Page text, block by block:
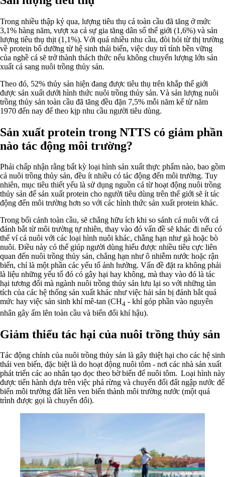
Trong nhiều thập kỷ qua, lượng tiêu thụ cá toàn cầu đã tăng ở mức
3,1% hàng năm, vượt xa cả sự gia tăng dân số thế giới (1,6%) và sản
lượng tiêu thụ thịt (1,1%). Với quá nhiều nhu cầu, đòi hỏi từ thị trường
về protein bổ dưỡng từ hệ sinh thái biển, việc duy trì tính bền vững
của nghề cá sẽ trở thành thách thức nếu không chuyển lượng lớn sản
xuất cá sang nuôi trồng thủy sản.
Theo đó, 52% thủy sản hiện đang được tiêu thụ trên khắp thế giới
được sản xuất dưới hình thức nuôi trồng thủy sản. Và sản lượng nuôi
trồng thủy sản toàn cầu đã tăng đều đặn 7,5% mỗi năm kể từ năm
1970 đến nay để theo kịp nhu cầu người tiêu dùng.
Sản xuất protein trong NTTS có giảm phần
nào tác động môi trường?
Phải chấp nhận rằng bất kỳ loại hình sản xuất thực phẩm nào, bao gồm
cả nuôi trồng thủy sản, đều ít nhiều có tác động đến môi trường. Tuy
nhiên, mục tiêu thiết yếu là sử dụng nguồn cá từ hoạt động nuôi trồng
thủy sản để sản xuất protein cho người tiêu dùng trên thế giới sẽ ít tác
động đến môi trường hơn so với các hình thức sản xuất protein khác.
Trong bối cảnh toàn cầu, sẽ chẳng hữu ích khi so sánh cá nuôi với cá
đánh bắt từ môi trường tự nhiên, thay vào đó vấn đề sẽ khác đi nếu có
thể ví cá nuôi với các loại hình nuôi khác, chằng hạn như gà hoặc bò
nuôi. Điều này có thể giúp người dùng hiểu được nhiều tiêu cực liên
quan đến nuôi trồng thủy sản, chẳng hạn như ô nhiễm nước hoặc rận
biển, chỉ là một phần các yếu tố ảnh hưởng. Vấn đề đặt ra không phải
là liệu những yếu tố đó có gây hại hay không, mà thay vào đó là tác
hại tương đối mà ngành nuôi trồng thủy sản lưu lại so với những tàn
tích của các hệ thống sản xuất khác như việc hải sản bị đánh bắt quá
mức hay việc sản sinh khí mê-tan (CH4 - khí góp phần vào nguyên
nhân gây ấm lên toàn cầu và biến đổi khí hậu).
Giảm thiểu tác hại của nuôi trồng thủy sản
Tác động chính của nuôi trồng thủy sản là gây thiệt hại cho các hệ sinh
thái ven biển, đặc biệt là do hoạt động nuôi tôm - nơi các nhà sản xuất
phát triển các ao nhân tạo dọc theo bờ biển để nuôi tôm. Loại hình này
được tiến hành dựa trên việc phá rừng và chuyển đổi đất ngập nước để
biến môi trường đất liền ven biển thành môi trường nước (một quá
trình được gọi là chuyển đổi).